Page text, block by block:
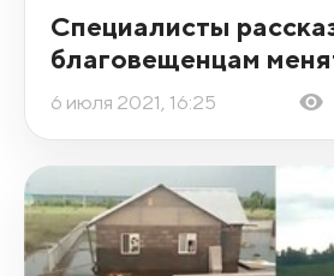
Специалисты
благовещенцам
6 июля 2021, 16:25